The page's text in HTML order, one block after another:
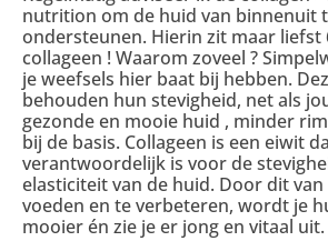
nutrition om de huid van binnenuit
ondersteunen. Hierin zit maar liefst
collageen ! Waarom zoveel ?
je weefsels hier baat bij hebben.
behouden hun stevigheid, net als
gezonde en mooie huid , minder
bij de basis. Collageen is een eiwit
verantwoordelijk is voor de
elasticiteit van de huid. Door dit
voeden en te verbeteren, wordt je
mooier én zie je er jong en vitaal uit.